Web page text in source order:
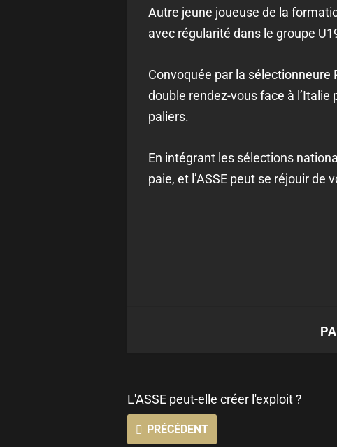
Autre jeune joueuse de la
avec régularité dans le groupe
Convoquée par la sélectionneure
double rendez-vous face à
paliers.
En intégrant les sélections
paie, et l’ASSE peut se réjouir
L'ASSE peut-elle créer l'exploit ?
PRÉCÉDENT